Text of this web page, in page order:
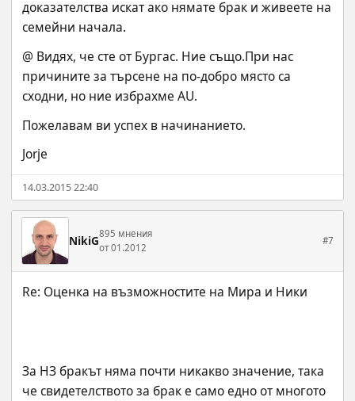
доказателства искат ако нямате брак и живеете на
семейни начала.
@ Видях, че сте от Бургас. Ние също.При нас
причините за търсене на по-добро място са
сходни, но ние избрахме АU.
Пожелавам ви успех в начинанието.
Jorje
14.03.2015 22:40
NikiG895 мнения
от 01.2012
#7
За НЗ бракът няма почти никакво значение, така
че свидетелството за брак е само едно от многото